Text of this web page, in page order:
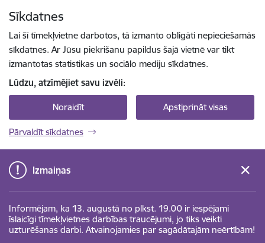
Sīkdatnes
Lai šī tīmekļvietne darbotos, tā izmanto obligāti nepieciešamās
sīkdatnes. Ar Jūsu piekrišanu papildus šajā vietnē var tikt
izmantotas statistikas un sociālo mediju sīkdatnes.
Lūdzu, atzīmējiet savu izvēli:
Noraidīt Apstiprināt visas
Pārvaldīt sīkdatnes
Izmaiņas
Informējam, ka 13. augustā no plkst. 19.00 ir iespējami
īslaicīgi tīmekļvietnes darbības traucējumi, jo tiks veikti
uzturēšanas darbi. Atvainojamies par sagādātajām neērtībām!